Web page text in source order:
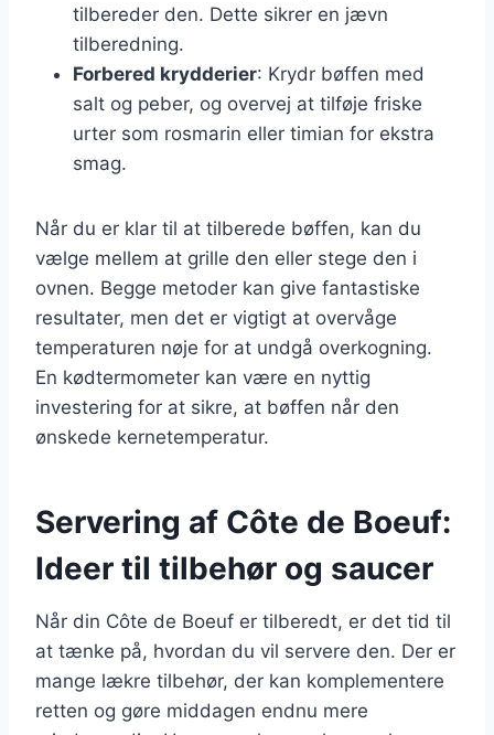
tilbereder den. Dette sikrer en jævn
tilberedning.
Forbered krydderier: Krydr bøffen med
salt og peber, og overvej at tilføje friske
urter som rosmarin eller timian for ekstra
smag.
Når du er klar til at tilberede bøffen, kan du
vælge mellem at grille den eller stege den i
ovnen. Begge metoder kan give fantastiske
resultater, men det er vigtigt at overvåge
temperaturen nøje for at undgå overkogning.
En kødtermometer kan være en nyttig
investering for at sikre, at bøffen når den
ønskede kernetemperatur.
Servering af Côte de Boeuf:
Ideer til tilbehør og saucer
Når din Côte de Boeuf er tilberedt, er det tid til
at tænke på, hvordan du vil servere den. Der er
mange lækre tilbehør, der kan komplementere
retten og gøre middagen endnu mere